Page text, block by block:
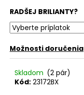
RADŠEJ BRILIANTY?
Možnosti doručenia
Skladom (2 pár)
Kód: 23172BX
O
d